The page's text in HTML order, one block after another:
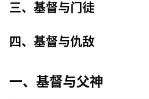
三、基督与门徒
四、基督与仇敌
一、基督与父神